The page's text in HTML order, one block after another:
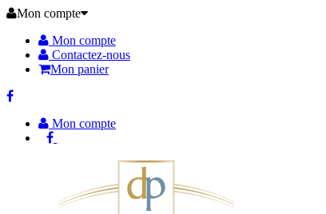
Mon compte
Mon compte
Contactez-nous
Mon panier
Mon compte